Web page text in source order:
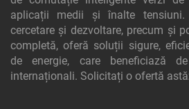
aplicații medii și înalte tensiuni.
cercetare și dezvoltare, precum și
completă, oferă soluții sigure,
de energie, care beneficiază
internaționali. Solicitați o ofertă